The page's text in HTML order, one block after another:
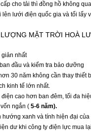
cho tải thì đồng hồ không
lưới điện quốc gia và tối lấy
MẶT TRỜI HOÀ
nhất
đầu và kiểm tra bảo dưỡng
30 năm không cần thay thiết
kinh tế lớn nhất.
cao hơn ban đêm, tối đa
ngắn (5-6 năm).
hướng xanh và tính hiện đại của
dư khi công ty điện lực mua